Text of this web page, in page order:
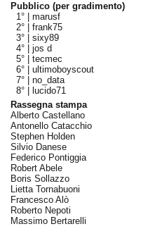
Pubblico (per gradimento)
1° | marusf
2° | frank75
3° | sixy89
4° | jos d
5° | tecmec
6° | ultimoboyscout
7° | no_data
8° |
lucido71
Rassegna stampa
Alberto Castellano
Antonello Catacchio
Stephen Holden
Silvio Danese
Federico Pontiggia
Robert Abele
Boris Sollazzo
Lietta Tornabuoni
Francesco Alò
Roberto Nepoti
Massimo Bertarelli